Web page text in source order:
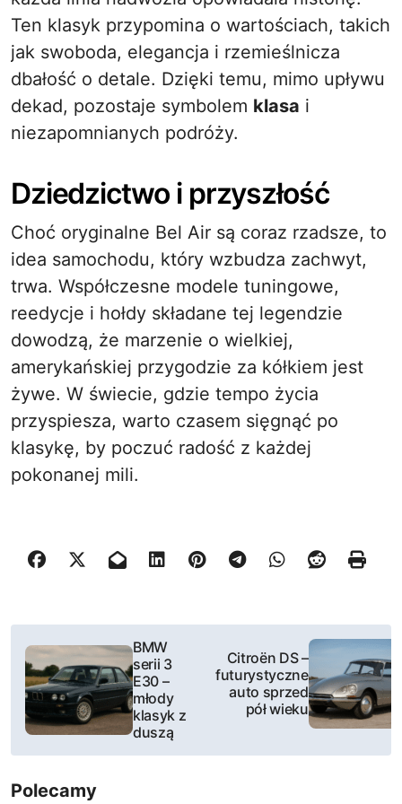
Ten klasyk przypomina o wartościach, takich
jak swoboda, elegancja i rzemieślnicza
dbałość o detale. Dzięki temu, mimo upływu
dekad, pozostaje symbolem klasa i
niezapomnianych podróży.
Dziedzictwo i przyszłość
Choć oryginalne Bel Air są coraz rzadsze, to
idea samochodu, który wzbudza zachwyt,
trwa. Współczesne modele tuningowe,
reedycje i hołdy składane tej legendzie
dowodzą, że marzenie o wielkiej,
amerykańskiej przygodzie za kółkiem jest
żywe. W świecie, gdzie tempo życia
przyspiesza, warto czasem sięgnąć po
klasykę, by poczuć radość z każdej
pokonanej mili.
N
w
i
g
BMW
serii 3
E30 –
młody
klasyk z
duszą
Citroën DS –
futurystyczne
auto sprzed
pół wieku
Polecamy